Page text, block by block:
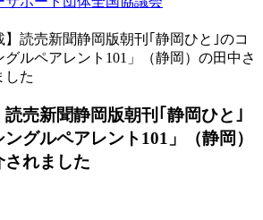
】読売新聞静岡版朝刊｢静岡ひと｣のコ
ルペアレント101」（静岡）の田中さ
した
読売新聞静岡版朝刊｢静岡ひと｣
グルペアレント101」（静岡）
れました